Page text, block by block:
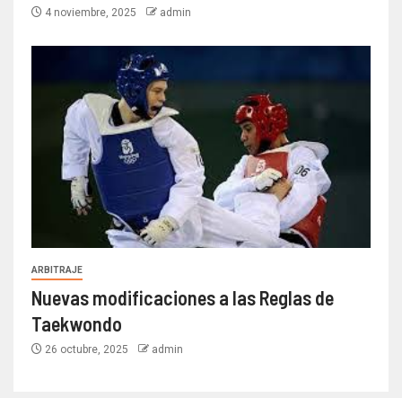
4 noviembre, 2025 admin
ARBITRAJE
Nuevas modificaciones a las Reglas de
Taekwondo
26 octubre, 2025 admin